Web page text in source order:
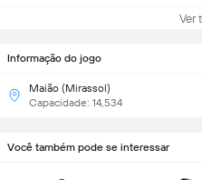
Informação do jogo
Maião (Mirassol)
Capacidade: 14,534
Ver
Você também pode se interessar